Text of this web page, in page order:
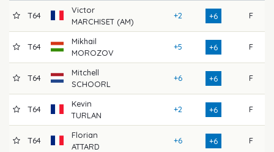
T64
Victor
MARCHISET (AM)
+2 +6 F
T64
Mikhail
MOROZOV
+5 +6 F
T64
Mitchell
SCHOORL
+6 +6 F
T64
Kevin
TURLAN
+2 +6 F
T64
Florian
ATTARD
+6 +6 F